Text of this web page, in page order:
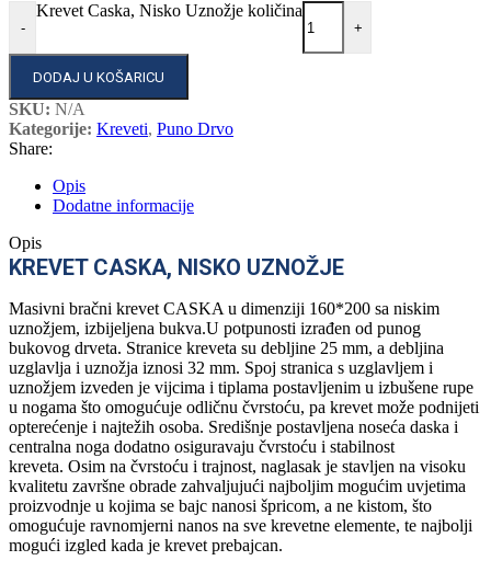
-
Krevet Caska, Nisko Uznožje količina
+
DODAJ U KOŠARICU
SKU: N/A
Kategorije: Kreveti, Puno Drvo
Share:
Opis
Dodatne informacije
Opis
KREVET CASKA, NISKO UZNOŽJE
Masivni bračni krevet CASKA u dimenziji 160*200 sa niskim
uznožjem, izbijeljena bukva.U potpunosti izrađen od punog
bukovog drveta. Stranice kreveta su debljine 25 mm, a debljina
uzglavlja i uznožja iznosi 32 mm. Spoj stranica s uzglavljem i
uznožjem izveden je vijcima i tiplama postavljenim u izbušene rupe
u nogama što omogućuje odličnu čvrstoću, pa krevet može podnijeti
opterećenje i najtežih osoba. Središnje postavljena noseća daska i
centralna noga dodatno osiguravaju čvrstoću i stabilnost
kreveta. Osim na čvrstoću i trajnost, naglasak je stavljen na visoku
kvalitetu završne obrade zahvaljujući najboljim mogućim uvjetima
proizvodnje u kojima se bajc nanosi špricom, a ne kistom, što
omogućuje ravnomjerni nanos na sve krevetne elemente, te najbolji
mogući izgled kada je krevet prebajcan.